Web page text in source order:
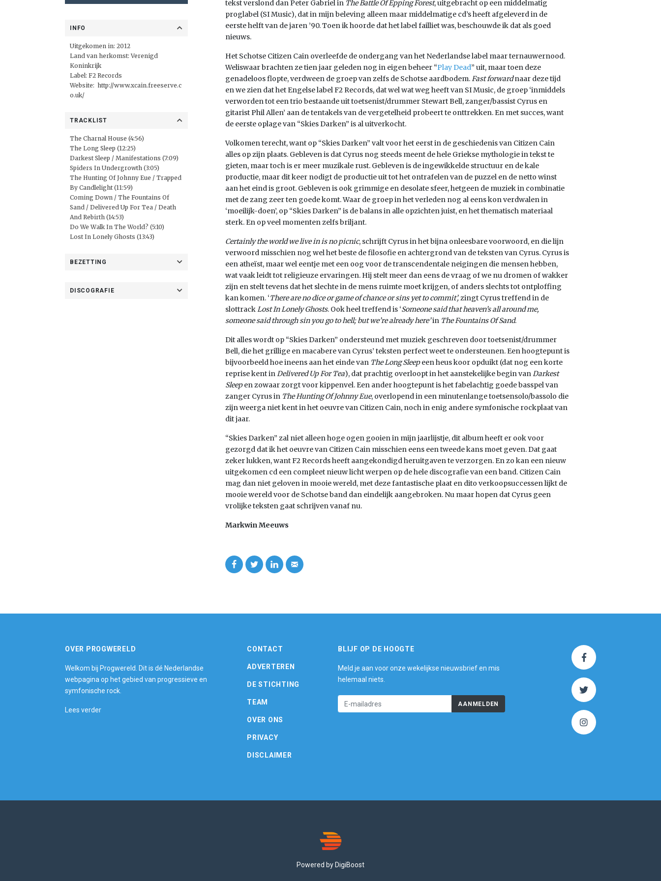
INFO
Uitgekomen in: 2012
Land van herkomst: Verenigd
Koninkrijk
Label: F2 Records
Website: http://www.xcain.freeserve.c
o.uk/
TRACKLIST
The Charnal House (4:56)
The Long Sleep (12:25)
Darkest Sleep / Manifestations (7:09)
Spiders In Undergrowth (3:05)
The Hunting Of Johnny Eue / Trapped
By Candlelight (11:59)
Coming Down / The Fountains Of
Sand / Delivered Up For Tea / Death
And Rebirth (14:53)
Do We Walk In The World? (5:10)
Lost In Lonely Ghosts (13:43)
BEZETTING
DISCOGRAFIE
tekst verslond dan Peter Gabriel in The Battle Of Epping Forest, uitgebracht op een middelmatig
proglabel (SI Music), dat in mijn beleving alleen maar middelmatige cd’s heeft afgeleverd in de
eerste helft van de jaren ’90. Toen ik hoorde dat het label failliet was, beschouwde ik dat als goed
nieuws.
Het Schotse Citizen Cain overleefde de ondergang van het Nederlandse label maar ternauwernood.
Weliswaar brachten ze tien jaar geleden nog in eigen beheer “Play Dead” uit, maar toen deze
genadeloos flopte, verdween de groep van zelfs de Schotse aardbodem.Fast forwardnaar deze tijd
en we zien dat het Engelse label F2 Records, dat wel wat weg heeft van SI Music, de groep ‘inmiddels
verworden tot een trio bestaande uit toetsenist/drummer Stewart Bell, zanger/bassist Cyrus en
gitarist Phil Allen’ aan de tentakels van de vergetelheid probeert te onttrekken. En met succes, want
de eerste oplage van “Skies Darken” is al uitverkocht.
Volkomen terecht, want op “Skies Darken” valt voor het eerst in de geschiedenis van Citizen Cain
alles op zijn plaats. Gebleven is dat Cyrus nog steeds meent de hele Griekse mythologie in tekst te
gieten, maar toch is er meer muzikale rust. Gebleven is de ingewikkelde structuur en de kale
productie, maar dit keer nodigt de productie uit tot het ontrafelen van de puzzel en de netto winst
aan het eind is groot. Gebleven is ook grimmige en desolate sfeer, hetgeen de muziek in combinatie
met de zang zeer ten goede komt. Waar de groep in het verleden nog al eens kon verdwalen in
‘moeilijk-doen’, op “Skies Darken” is de balans in alle opzichten juist, en het thematisch materiaal
sterk. En op veel momenten zelfs briljant.
Certainly the world we live in is no picnic, schrijft Cyrus in het bijna onleesbare voorwoord, en die lijn
verwoord misschien nog wel het beste de filosofie en achtergrond van de teksten van Cyrus. Cyrus is
een atheïst, maar wel eentje met een oog voor de transcendentale neigingen die mensen hebben,
wat vaak leidt tot religieuze ervaringen. Hij stelt meer dan eens de vraag of we nu dromen of wakker
zijn en stelt tevens dat het slechte in de mens ruimte moet krijgen, of anders slechts tot ontploffing
kan komen. ‘There are no dice or game of chance or sins yet to commit’,zingt Cyrus treffend in de
slottrackLost In Lonely Ghosts. Ook heel treffend is ‘Someone said that heaven’s all around me,
someone said through sin you go to hell; but we’re already here’in The Fountains Of Sand.
Dit alles wordt op “Skies Darken” ondersteund met muziek geschreven door toetsenist/drummer
Bell, die het grillige en macabere van Cyrus’ teksten perfect weet te ondersteunen. Een hoogtepunt is
bijvoorbeeld hoe ineens aan het einde van The Long Sleepeen heus koor opduikt (dat nog een korte
reprise kent inDelivered Up For Tea), dat prachtig overloopt in het aanstekelijke begin vanDarkest
Sleepen zowaar zorgt voor kippenvel. Een ander hoogtepunt is het fabelachtig goede basspel van
zanger Cyrus in The Hunting Of Johnny Eue, overlopend in een minutenlange toetsensolo/bassolo die
zijn weerga niet kent in het oeuvre van Citizen Cain, noch in enig andere symfonische rockplaat van
dit jaar.
“Skies Darken” zal niet alleen hoge ogen gooien in mijn jaarlijstje, dit album heeft er ook voor
gezorgd dat ik het oeuvre van Citizen Cain misschien eens een tweede kans moet geven. Dat gaat
zeker lukken, want F2 Records heeft aangekondigd heruitgaven te verzorgen. En zo kan een nieuw
uitgekomen cd een compleet nieuw licht werpen op de hele discografie van een band. Citizen Cain
mag dan niet geloven in mooie wereld, met deze fantastische plaat en dito verkoopsuccessen lijkt de
mooie wereld voor de Schotse band dan eindelijk aangebroken. Nu maar hopen dat Cyrus geen
vrolijke teksten gaat schrijven vanaf nu.
Markwin Meeuws
OVER PROGWERELD
Welkom bij Progwereld. Dit is dé Nederlandse
webpagina op het gebied van progressieve en
symfonische rock.
Lees verder
CONTACT
ADVERTEREN
DE STICHTING
TEAM
OVER ONS
PRIVACY
DISCLAIMER
BLIJF OP DE HOOGTE
Meld je aan voor onze wekelijkse nieuwsbrief en mis
helemaal niets.
AANMELDEN
Powered by DigiBoost